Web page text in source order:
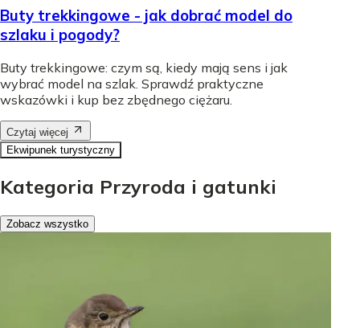
Buty trekkingowe - jak dobrać model do
szlaku i pogody?
Buty trekkingowe: czym są, kiedy mają sens i jak
wybrać model na szlak. Sprawdź praktyczne
wskazówki i kup bez zbędnego ciężaru.
Czytaj więcej
Ekwipunek turystyczny
Kategoria Przyroda i gatunki
Zobacz wszystko